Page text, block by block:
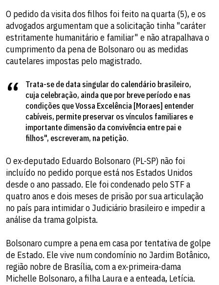
O pedido da visita dos filhos foi feito na quarta (5), e os
advogados argumentam que a solicitação tinha "caráter
estritamente humanitário e familiar" e não atrapalhava o
cumprimento da pena de Bolsonaro ou as medidas
cautelares impostas pelo magistrado.
Trata-se de data singular do calendário brasileiro,
cuja celebração, ainda que por breve período e nas
condições que Vossa Excelência [Moraes] entender
cabíveis, permite preservar os vínculos familiares e
importante dimensão da convivência entre pai e
filhos", escreveram, na petição.
O ex-deputado Eduardo Bolsonaro (PL-SP) não foi
incluído no pedido porque está nos Estados Unidos
desde o ano passado. Ele foi condenado pelo STF a
quatro anos e dois meses de prisão por sua articulação
no país para intimidar o Judiciário brasileiro e impedir a
análise da trama golpista.
Bolsonaro cumpre a pena em casa por tentativa de golpe
de Estado. Ele vive num condomínio no Jardim Botânico,
região nobre de Brasília, com a ex-primeira-dama
Michelle Bolsonaro, a filha Laura e a enteada, Letícia.